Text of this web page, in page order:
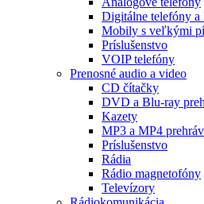
Digitálne telefóny a
Mobily s veľkými
Príslušenstvo
VOIP telefóny
Prenosné audio a video
CD čítačky
DVD a Blu-ray
Kazety
MP3 a MP4
Príslušenstvo
Rádia
Rádio magnetofóny
Televízory